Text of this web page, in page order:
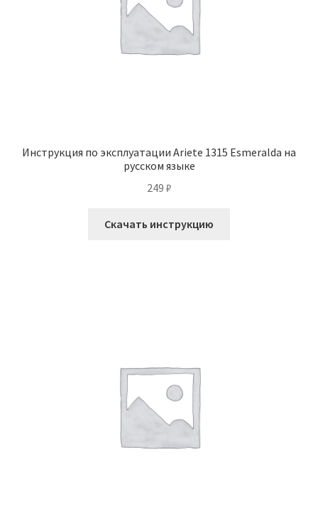
Инструкция по эксплуатации Ariete 1315 Esmeralda на
русском языке
249 ₽
Скачать инструкцию